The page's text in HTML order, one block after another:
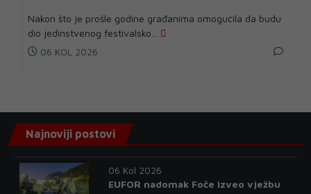
Nakon što je prošle godine građanima omogućila da budu
dio jedinstvenog festivalsko...
06 KOL 2026
Najnoviji postovi
06 Kol 2026
EUFOR nadomak Foče izveo vježbu